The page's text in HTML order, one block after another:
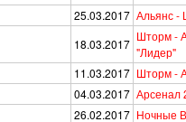
25.03.2017 Альянс -
18.03.2017
Шторм -
"Лидер"
11.03.2017 Шторм -
04.03.2017 Арсенал
26.02.2017 Ночные